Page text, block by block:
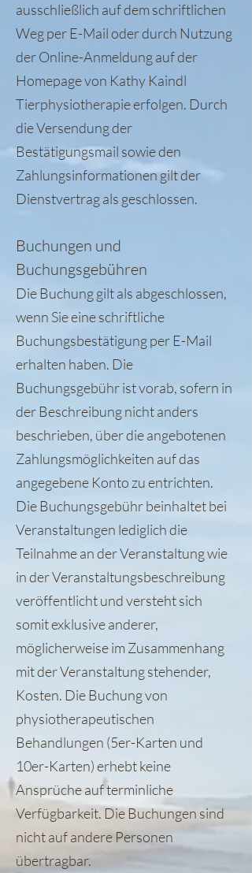
ausschließlich auf dem schriftlichen
Weg per E-Mail oder durch Nutzung
der Online-Anmeldung auf der
Homepage von Kathy Kaindl
Tierphysiotherapie erfolgen. Durch
die Versendung der
Bestätigungsmail sowie den
Zahlungsinformationen gilt der
Dienstvertrag als geschlossen.
Buchungen und
Buchungsgebühren
Die Buchung gilt als abgeschlossen,
wenn Sie eine schriftliche
Buchungsbestätigung per E-Mail
erhalten haben. Die
Buchungsgebühr ist vorab, sofern in
der Beschreibung nicht anders
beschrieben, über die angebotenen
Zahlungsmöglichkeiten auf das
angegebene Konto zu entrichten.
Die Buchungsgebühr beinhaltet bei
Veranstaltungen lediglich die
Teilnahme an der Veranstaltung wie
in der Veranstaltungsbeschreibung
veröffentlicht und versteht sich
somit exklusive anderer,
möglicherweise im Zusammenhang
mit der Veranstaltung stehender,
Kosten. Die Buchung von
physiotherapeutischen
Behandlungen (5er-Karten und
10er-Karten) erhebt keine
Ansprüche auf terminliche
Verfügbarkeit. Die Buchungen sind
nicht auf andere Personen
übertragbar.